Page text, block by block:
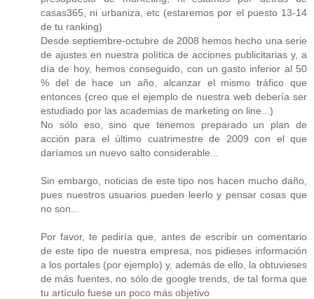
casas365, ni urbaniza, etc (estaremos por el puesto 13-14
de tu ranking)
Desde septiembre-octubre de 2008 hemos hecho una serie
de ajustes en nuestra política de acciones publicitarias y, a
día de hoy, hemos conseguido, con un gasto inferior al 50
% del de hace un año, alcanzar el mismo tráfico que
entonces (creo que el ejemplo de nuestra web debería ser
estudiado por las academias de marketing on line...)
No sólo eso, sino que tenemos preparado un plan de
acción para el último cuatrimestre de 2009 con el que
daríamos un nuevo salto considerable...
Sin embargo, noticias de este tipo nos hacen mucho daño,
pues nuestros usuarios pueden leerlo y pensar cosas que
no son...
Por favor, te pediría que, antes de escribir un comentario
de este tipo de nuestra empresa, nos pidieses información
a los portales (por ejemplo) y, además de ello, la obtuvieses
de más fuentes, no sólo de google trends, de tal forma que
tu artículo fuese un poco más objetivo